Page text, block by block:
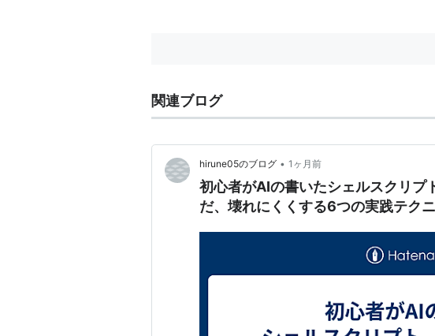
関連ブログ
hirune05のブログ • 1ヶ月前
初心者がAIの書いたシェルスクリ
だ、壊れにくくする6つの実践テク